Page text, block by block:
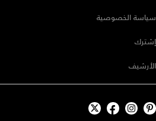
سياسة الخصوصية
إشترك
الأرشيف